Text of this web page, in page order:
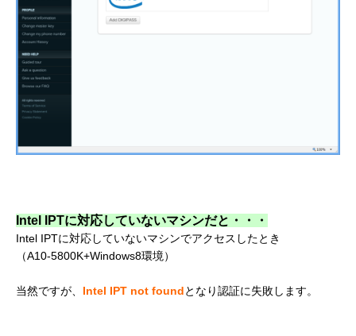
Intel IPTに対応していないマシンだと・・・
Intel IPTに対応していないマシンでアクセスしたとき
（A10-5800K+Windows8環境）
当然ですが、 Intel IPT not foundとなり認証に失敗します。